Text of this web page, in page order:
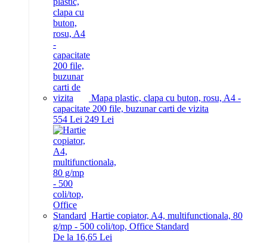
Mapa plastic, clapa cu buton, rosu, A4 -
capacitate 200 file, buzunar carti de vizita
554 Lei 249 Lei
Hartie copiator, A4, multifunctionala, 80
g/mp - 500 coli/top, Office Standard
De la 16,65 Lei